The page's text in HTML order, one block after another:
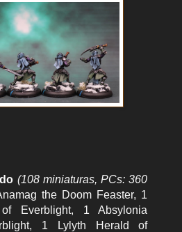
(108 miniaturas, PCs: 360
the Doom Feaster, 1
Everblight, 1 Absylonia
1 Lylyth Herald of